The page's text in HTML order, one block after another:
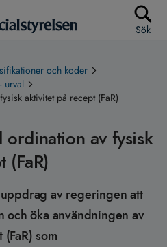
Sök
och koder
urval
aktivitet på recept (FaR)
av fysisk
(FaR)
av regeringen att
och öka användningen av
som